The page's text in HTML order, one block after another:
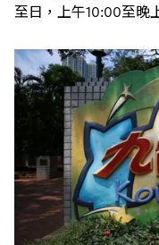
至日，上午10:00至晚